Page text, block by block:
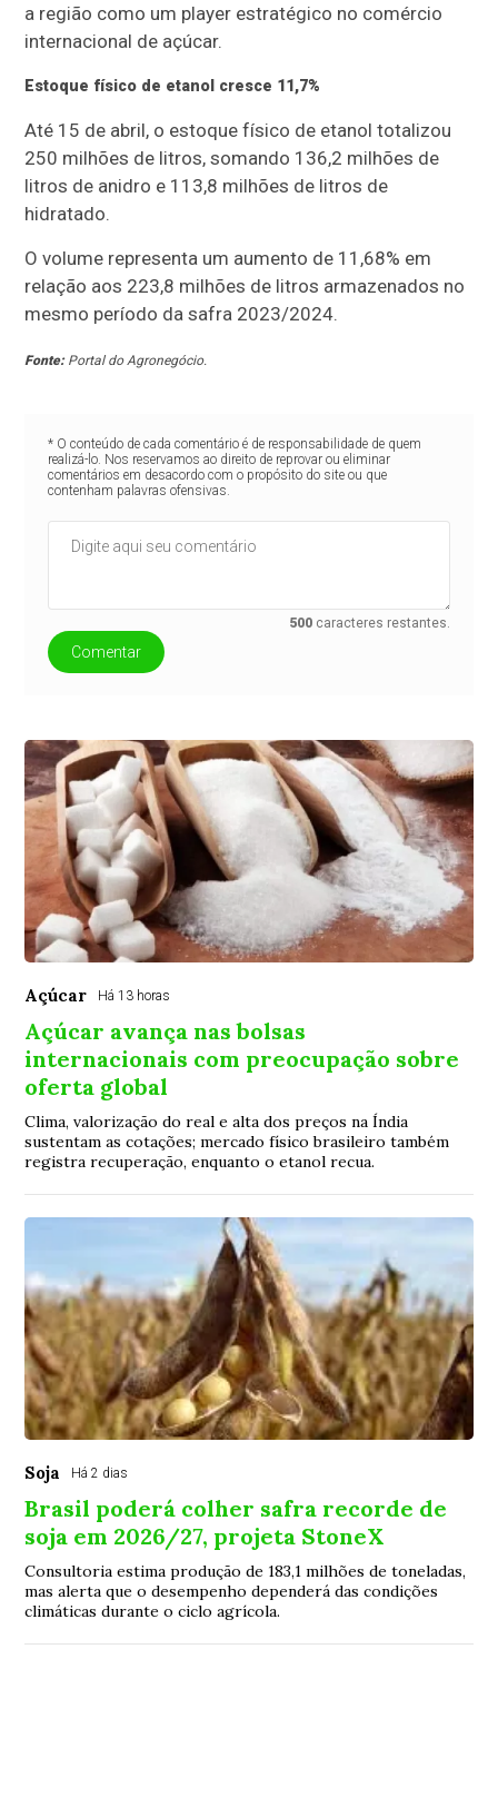
a região como um player estratégico no comércio
internacional de açúcar.
Estoque físico de etanol cresce 11,7%
Até 15 de abril, o estoque físico de etanol totalizou
250 milhões de litros, somando 136,2 milhões de
litros de anidro e 113,8 milhões de litros de
hidratado.
O volume representa um aumento de 11,68% em
relação aos 223,8 milhões de litros armazenados no
mesmo período da safra 2023/2024.
Fonte:Portal do Agronegócio.
* O conteúdo de cada comentário é de responsabilidade de quem
realizá-lo. Nos reservamos ao direito de reprovar ou eliminar
comentários em desacordo com o propósito do site ou que
contenham palavras ofensivas.
500 caracteres restantes.
Comentar
Açúcar Há 13 horas
Açúcar avança nas bolsas
internacionais com preocupação sobre
oferta global
Clima, valorização do real e alta dos preços na Índia
sustentam as cotações; mercado físico brasileiro também
registra recuperação, enquanto o etanol recua.
Soja Há 2 dias
Brasil poderá colher safra recorde de
soja em 2026/27, projeta StoneX
Consultoria estima produção de 183,1 milhões de toneladas,
mas alerta que o desempenho dependerá das condições
climáticas durante o ciclo agrícola.